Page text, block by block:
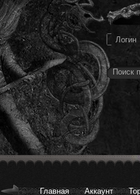
Главная Аккаунт